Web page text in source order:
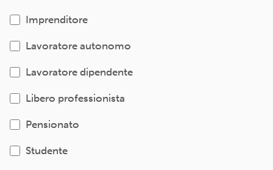
Imprenditore
Lavoratore autonomo
Lavoratore dipendente
Libero professionista
Pensionato
Studente